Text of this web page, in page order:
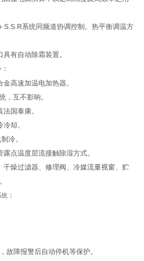
S.S.R系统同频道协调控制。热平衡调温方
有自动除霜装置。
：
高速加温电加热器。
，互不影响。
国泰康。
却。
冷。
点温度层流接触除湿方式。
干燥过滤器、修理阀、冷媒流量视窗、贮
统 ：
故障报警后自动停机等保护。